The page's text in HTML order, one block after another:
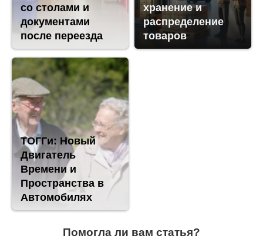
со столами и
документами
после переезда
хранение и
распределение
товаров
ТОГГи: Новый
Двигатель
Времени и
Пространства в
Автомобилях
Помогла ли вам статья?